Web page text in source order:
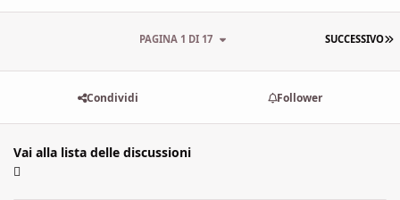
SUCCESSIVO
PAGINA 1 DI 17
Condividi Follower
Vai alla lista delle discussioni